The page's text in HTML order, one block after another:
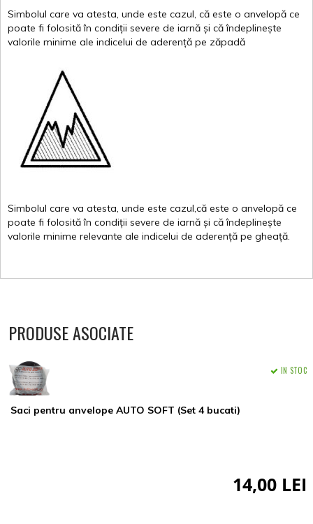
Simbolul care va atesta, unde este cazul, că este o anvelopă ce
poate fi folosită în condiții severe de iarnă și că îndeplinește
valorile minime ale indicelui de aderență pe zăpadă
Simbolul care va atesta, unde este cazul,că este o anvelopă ce
poate fi folosită în condiții severe de iarnă și că îndeplinește
valorile minime relevante ale indicelui de aderență pe gheață.
PRODUSE ASOCIATE
Saci pentru anvelope AUTO SOFT (Set 4 bucati)
IN STOC
14,00 LEI